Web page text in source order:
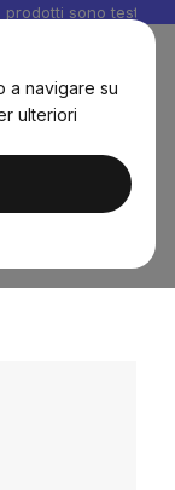
a navigare su
ulteriori
prodotti sono testati
Japan